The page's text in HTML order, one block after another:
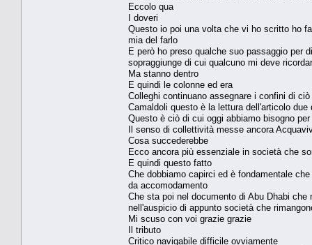
Eccolo qua
I doveri
Questo io poi una volta che vi ho scritto ho
mia del farlo
E però ho preso qualche suo passaggio per
sopraggiunge di cui qualcuno mi deve
Ma stanno dentro
E quindi le colonne ed era
Colleghi continuano assegnare i confini di
Camaldoli questo è la lettura dell'articolo due
Questo è ciò di cui oggi abbiamo bisogno per
Il senso di collettività messe ancora
Cosa succederebbe
Ecco ancora più essenziale in società che
E quindi questo fatto
Che dobbiamo capirci ed è fondamentale
da accomodamento
Che sta poi nel documento di Abu Dhabi
nell'auspicio di appunto società che
Mi scuso con voi grazie grazie
Il tributo
Critico navigabile difficile ovviamente